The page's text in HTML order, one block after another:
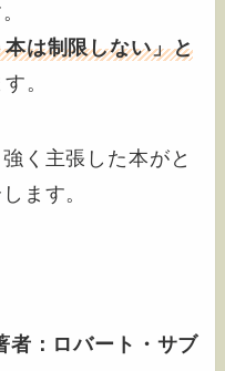
は制限しない」と
。
く主張した本がと
ます。
者：ロバート・サブ